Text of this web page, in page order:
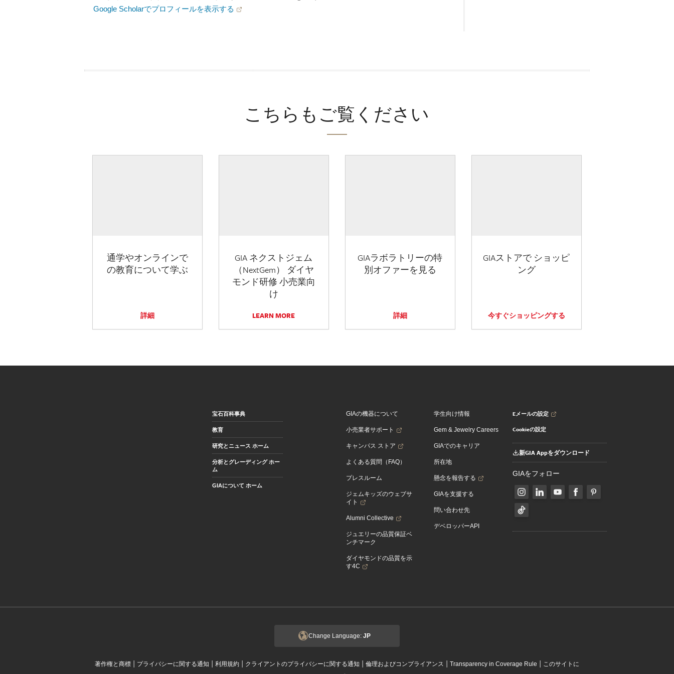
Google Scholarでプロフィールを表示する
こちらもご覧ください
通学やオンラインで
の教育について学ぶ
詳細
GIA ネクストジェム
（NextGem） ダイヤ
モンド研修 小売業向
け
LEARN MORE
GIAラボラトリーの特
別オファーを見る
詳細
GIAストアで ショッピ
ング
今すぐショッピングする
宝石百科事典
教育
研究とニュース ホーム
分析とグレーディング ホー
ム
GIAについて ホーム
GIAの機器について
小売業者サポート
キャンパス ストア
よくある質問（FAQ）
プレスルーム
ジェムキッズのウェブサ
イト
Alumni Collective
ジュエリーの品質保証ベ
ンチマーク
ダイヤモンドの品質を示
す4C
学生向け情報
Gem & Jewelry Careers
GIAでのキャリア
所在地
懸念を報告する
GIAを支援する
問い合わせ先
デベロッパーAPI
Eメールの設定
Cookieの設定
新GIA Appをダウンロード
GIAをフォロー
Change Language: JP
著作権と商標 | プライバシーに関する通知 | 利用規約 | クライアントのプライバシーに関する通知 | 倫理およびコンプライアンス | Transparency in Coverage Rule | このサイトに